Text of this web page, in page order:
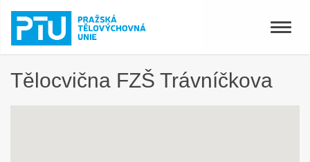
Toggle
Tělocvična FZŠ Trávníčkova